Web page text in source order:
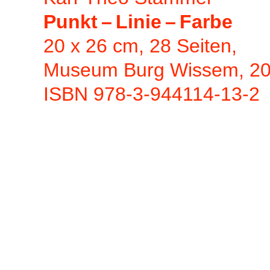
Punkt – Linie – Farbe
20 x 26 cm, 28 Seiten,
Museum Burg Wissem,
ISBN 978-3-944114-13-2